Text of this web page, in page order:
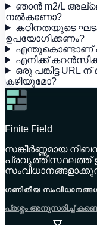
ഞാൻ m2/L
നൽകണോ?
കഠിനതയുടെ
ഉപയോഗിക്കണം?
എന്തുകൊണ്ടാണ്
എനിക്ക്
ഒരു പങ്കിട്ട
കഴിയുമോ?
Finite Field
സങ്കീർണ്ണമായ
പ്രവൃത്തിസ്ഥലത്ത്
ഗണിതീയ
പ്രശ്നം അനുസരിച്ച്